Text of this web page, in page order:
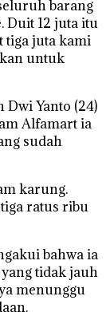
barang
Duit 12 juta itu
tiga juta kami
untuk
Yanto (24)
Alfamart ia
sudah
karung.
ratus ribu
bahwa ia
tidak jauh
menunggu